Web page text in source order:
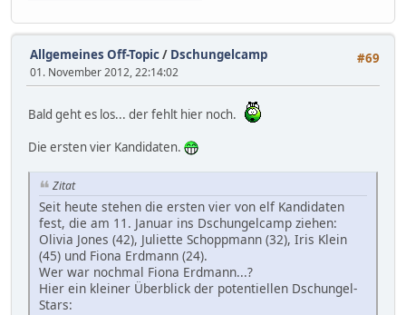
#69
Allgemeines Off-Topic/ Dschungelcamp
01. November 2012, 22:14:02
Bald geht es los... der fehlt hier noch.
Die ersten vier Kandidaten.
Zitat
Seit heute stehen die ersten vier von elf Kandidaten
fest, die am 11. Januar ins Dschungelcamp ziehen:
Olivia Jones (42), Juliette Schoppmann (32), Iris Klein
(45) und Fiona Erdmann (24).
Wer war nochmal Fiona Erdmann...?
Hier ein kleiner Überblick der potentiellen Dschungel-
Stars: